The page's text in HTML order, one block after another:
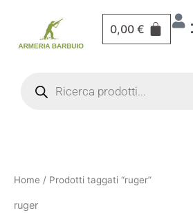
contenuto
0,00€
Home / Prodotti taggati “ruger”
ruger